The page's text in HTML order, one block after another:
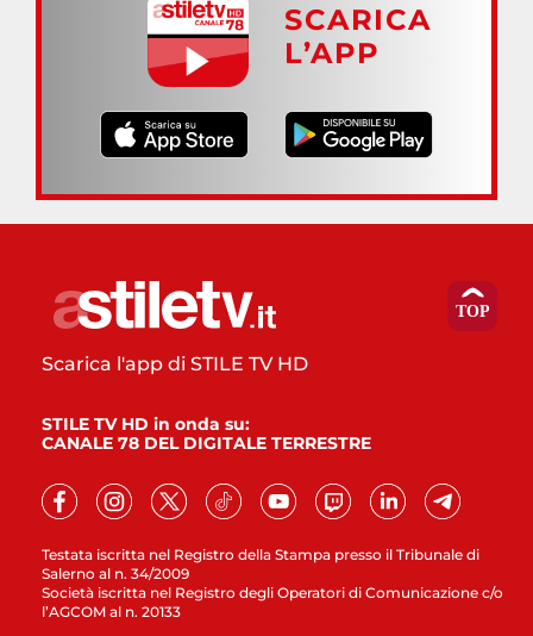
SCARICA
L’APP
Testata iscritta nel Registro della Stampa presso il Tribunale di
Salerno al n. 34/2009
Società iscritta nel Registro degli Operatori di Comunicazione c/o
l’AGCOM al n. 20133
Scarica l'app di STILE TV HD
STILE TV HD in onda su:
CANALE 78 DEL DIGITALE TERRESTRE